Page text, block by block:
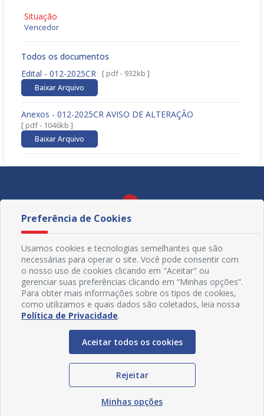
Situação
Vencedor
Todos os documentos
Edital - 012-2025CR
[ pdf - 932kb ]
Baixar Arquivo
Anexos - 012-2025CR AVISO DE ALTERAÇÃO
[ pdf - 1046kb ]
Baixar Arquivo
Redes Sociais
Preferência de Cookies
Usamos cookies e tecnologias semelhantes que são
necessárias para operar o site. Você pode consentir com
o nosso uso de cookies clicando em "Aceitar" ou
gerenciar suas preferências clicando em “Minhas opções”.
Para obter mais informações sobre os tipos de cookies,
como utilizamos e quais dados são coletados, leia nossa
Política de Privacidade.
Aceitar todos os cookies
Rejeitar
Minhas opções